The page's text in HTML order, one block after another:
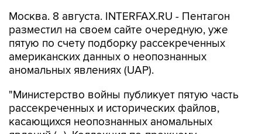
пятую по счету подборку рассекреченных
американских данных о неопознанных
аномальных явлениях (UAP).
"Министерство войны публикует пятую часть
касающихся неопознанных аномальных
явлений (...). Коллекция по-прежнему
размещена на сайте WAR.GOV/UFO, и